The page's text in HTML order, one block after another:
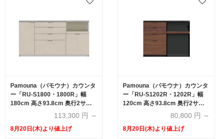
Pamouna（パモウナ）カウンタ
ー「RU-S1800・1800R」幅
180cm 高さ93.8cm 奥行2サイ
ズ（44.5cm・50cm）全4色
113,300 円 ～
8月20日(木)より値上げ
Pamouna（パモウナ）カウンタ
ー「RU-S1202R・1202R」幅
120cm 高さ93.8cm 奥行2サイ
ズ（44.5cm・50cm）全4色
80,800 円 ～
8月20日(木)より値上げ